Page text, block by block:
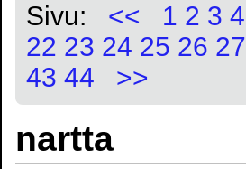
Sivu: << 1 2 3 4
22 23 24 25 26 27
43 44 >>
nartta